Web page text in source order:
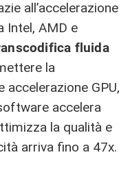
all’accelerazione
Intel, AMD e
fluida
la
accelerazione GPU,
accelera
la qualità e
arriva fino a 47x.